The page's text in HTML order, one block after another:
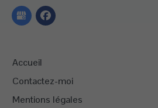
Accueil
Contactez-moi
Mentions légales